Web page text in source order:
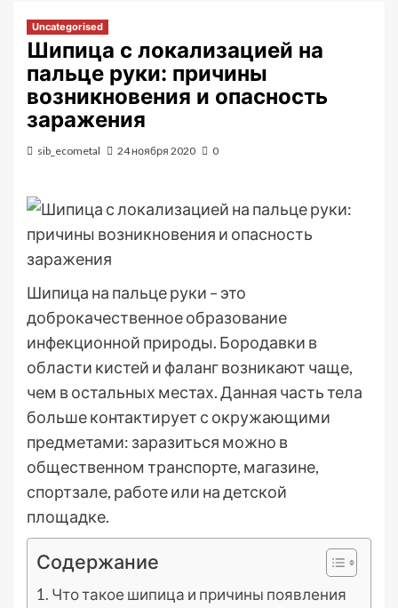
Uncategorised
Шипица с локализацией на
пальце руки: причины
возникновения и опасность
заражения
sib_ecometal 24 ноября 2020 0
Шипица на пальце руки – это
доброкачественное образование
инфекционной природы. Бородавки в
области кистей и фаланг возникают чаще,
чем в остальных местах. Данная часть тела
больше контактирует с окружающими
предметами: заразиться можно в
общественном транспорте, магазине,
спортзале, работе или на детской
площадке.
Содержание
Что такое шипица и причины появления